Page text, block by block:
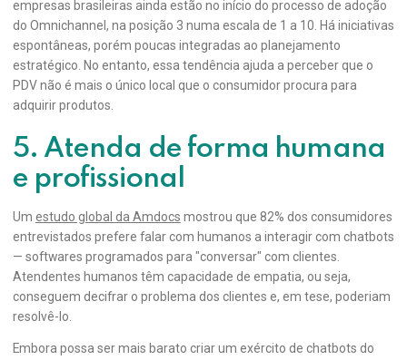
empresas brasileiras ainda estão no início do processo de adoção
do Omnichannel, na posição 3 numa escala de 1 a 10. Há iniciativas
espontâneas, porém poucas integradas ao planejamento
estratégico. No entanto, essa tendência ajuda a perceber que o
PDV não é mais o único local que o consumidor procura para
adquirir produtos.
5. Atenda de forma humana
e profissional
Um estudo global da Amdocs mostrou que 82% dos consumidores
entrevistados prefere falar com humanos a interagir com chatbots
— softwares programados para "conversar" com clientes.
Atendentes humanos têm capacidade de empatia, ou seja,
conseguem decifrar o problema dos clientes e, em tese, poderiam
resolvê-lo.
Embora possa ser mais barato criar um exército de chatbots do